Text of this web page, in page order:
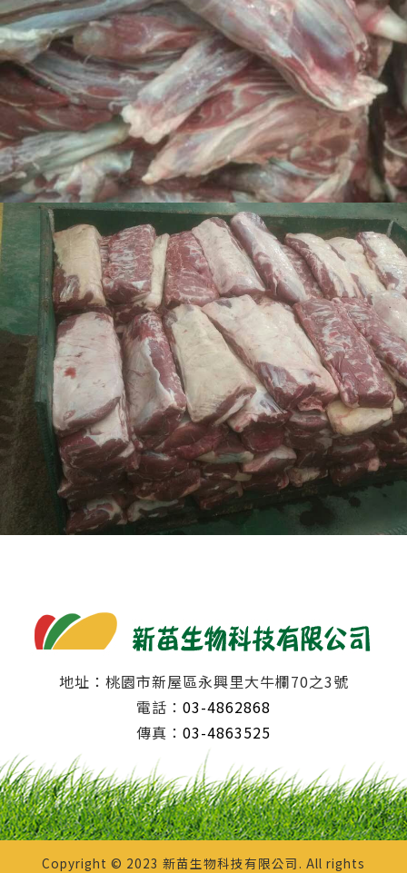
地址：桃園市新屋區永興里大牛欄70之3號
電話： 03-4862868
傳真： 03-4863525
Copyright © 2023 新苗生物科技有限公司. All rights